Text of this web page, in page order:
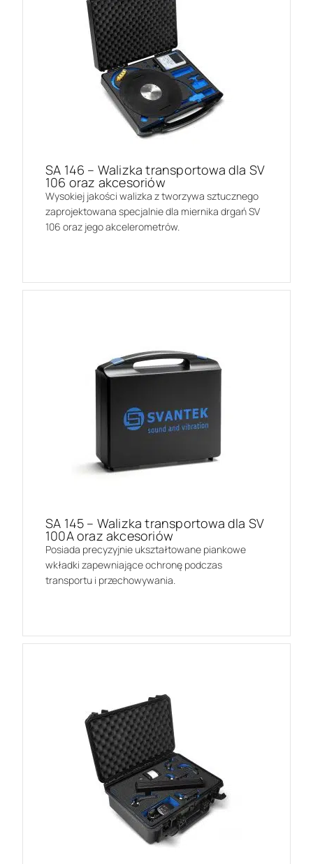
SA 146 – Walizka transportowa dla SV
106 oraz akcesoriów
Wysokiej jakości walizka z tworzywa sztucznego
zaprojektowana specjalnie dla miernika drgań SV
106 oraz jego akcelerometrów.
SA 145 – Walizka transportowa dla SV
100A oraz akcesoriów
Posiada precyzyjnie ukształtowane piankowe
wkładki zapewniające ochronę podczas
transportu i przechowywania.